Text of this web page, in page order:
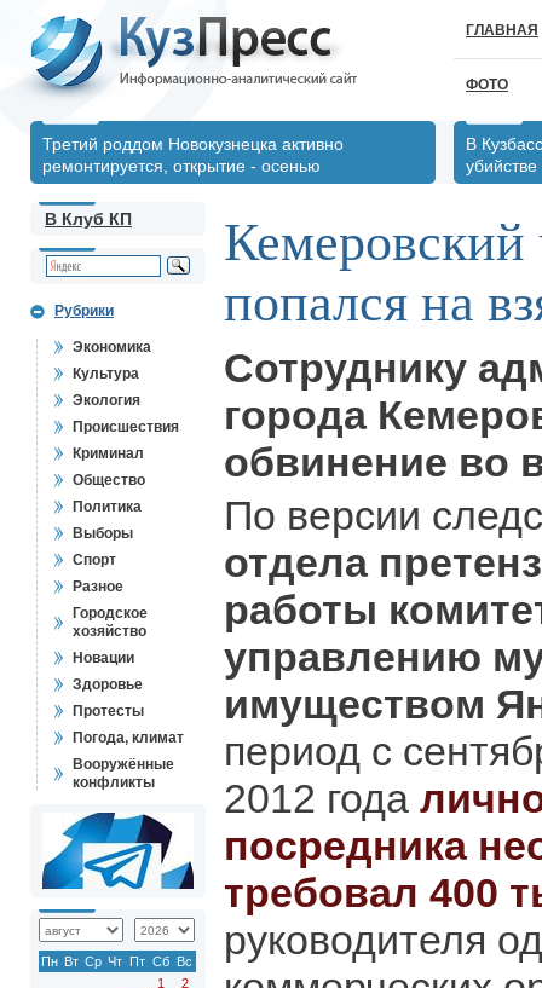
ГЛАВНАЯ
ФОТО
Третий роддом Новокузнецка активно
ремонтируется, открытие - осенью
В
В Клуб КП
Рубрики
Экономика
Культура
Экология
Происшествия
Криминал
Общество
Политика
Выборы
Спорт
Разное
Городское
хозяйство
Новации
Здоровье
Протесты
Погода, климат
Вооружённые
конфликты
Пн Вт Ср Чт Пт Сб Вс
1
2
попался на
Сотруднику
города
обвинение во
По версии
отдела
работы
управлению
имуществом
период с
2012 года
посредника
требовал 400
руководителя